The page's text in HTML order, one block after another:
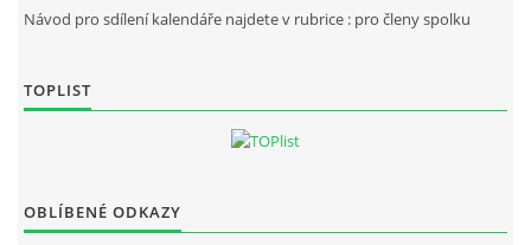
Návod pro sdílení kalendáře najdete v rubrice : pro členy spolku
TOPLIST
OBLÍBENÉ ODKAZY